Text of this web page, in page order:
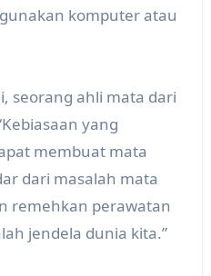
komputer atau
seorang ahli mata dari
yang
membuat mata
dari masalah mata
remehkan perawatan
jendela dunia kita.”